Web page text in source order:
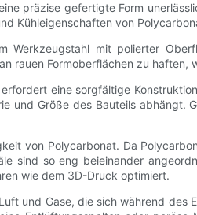
präzise gefertigte Form
Kühleigenschaften von
Werkzeugstahl mit polierter
Formoberflächen zu
eine sorgfältige
Größe des Bauteils abhängt.
von Polycarbonat. Da
sind so eng beieinander
wie dem 3D-Druck optimiert.
und Gase, die sich während